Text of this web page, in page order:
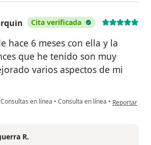
Cita verificada
hace 6 meses con ella y la
que he tenido son muy
varios aspectos de mi
Consultas en línea • Consulta en línea • en opinión
Reportar
R.